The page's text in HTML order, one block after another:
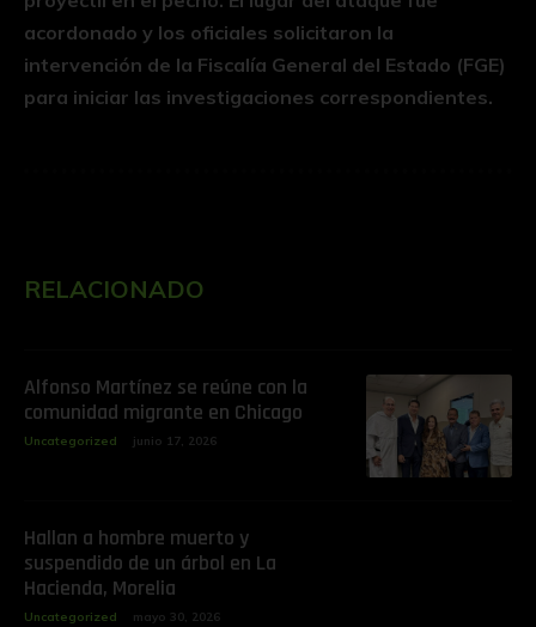
acordonado y los oficiales solicitaron la
intervención de la Fiscalía General del Estado (FGE)
para iniciar las investigaciones correspondientes.
RELACIONADO
Alfonso Martínez se reúne con la
comunidad migrante en Chicago
Uncategorized junio 17, 2026
Hallan a hombre muerto y
suspendido de un árbol en La
Hacienda, Morelia
Uncategorized mayo 30, 2026